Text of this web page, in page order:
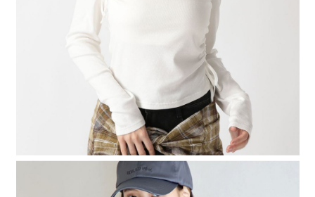
１．透過由恩沛科技股份有限公司提供之「AFTEE先享後付」服務完成之交
易，需依本服務之必要範圍內提供個人資料，並將交易相關給付款項請求債
權轉讓予恩沛科技股份有限公司。
２．關於個人資料處理事宜，請瀏覽以下網址：https://aftee.tw/terms/#terms3
３．未成年的使用者請事先徵得法定代理人或監護人之同意方可使用
「AFTEE先享後付」，若未經同意申辦者引起之損失，本公司不負相關責
４．使用「AFTEE先享後付」時，將依據個別帳號之用戶狀況，依本公司即
時審查核予不同之上限額度；若仍有額度不足之情形，本公司將視審查結果
請求用戶進行身份認證。
５．嚴禁一人註冊多個帳號或使用他人資訊註冊。若發現惡意使用之情形，
恩沛科技股份有限公司將有權停止該用戶之使用額度並採取法律行動。